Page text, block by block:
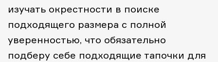
изучать окрестности в поиске
подходящего размера с полной
уверенностью, что обязательно
подберу себе подходящие тапочки для